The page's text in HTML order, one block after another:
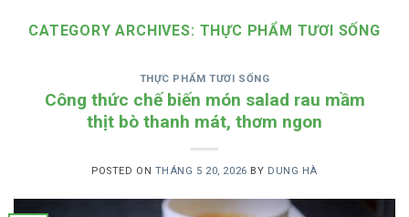
CATEGORY ARCHIVES: THỰC PHẨM TƯƠI SỐNG
THỰC PHẨM TƯƠI SỐNG
Công thức chế biến món salad rau mầm
thịt bò thanh mát, thơm ngon
POSTED ON THÁNG 5 20, 2026 BY DUNG HÀ